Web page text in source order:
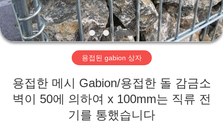
우
리
관
용접된 gabion 상자
용접한 메시 Gabion/용접한 돌 감금소
벽이 50에 의하여 x 100mm는 직류 전
기를 통했습니다